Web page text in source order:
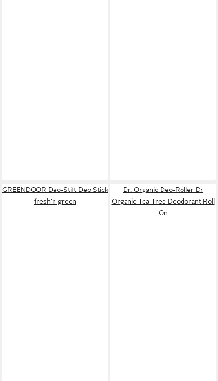
GREENDOOR Deo-Stift Deo Stick
fresh'n green
Dr. Organic Deo-Roller Dr
Organic Tea Tree Deodorant Roll
On